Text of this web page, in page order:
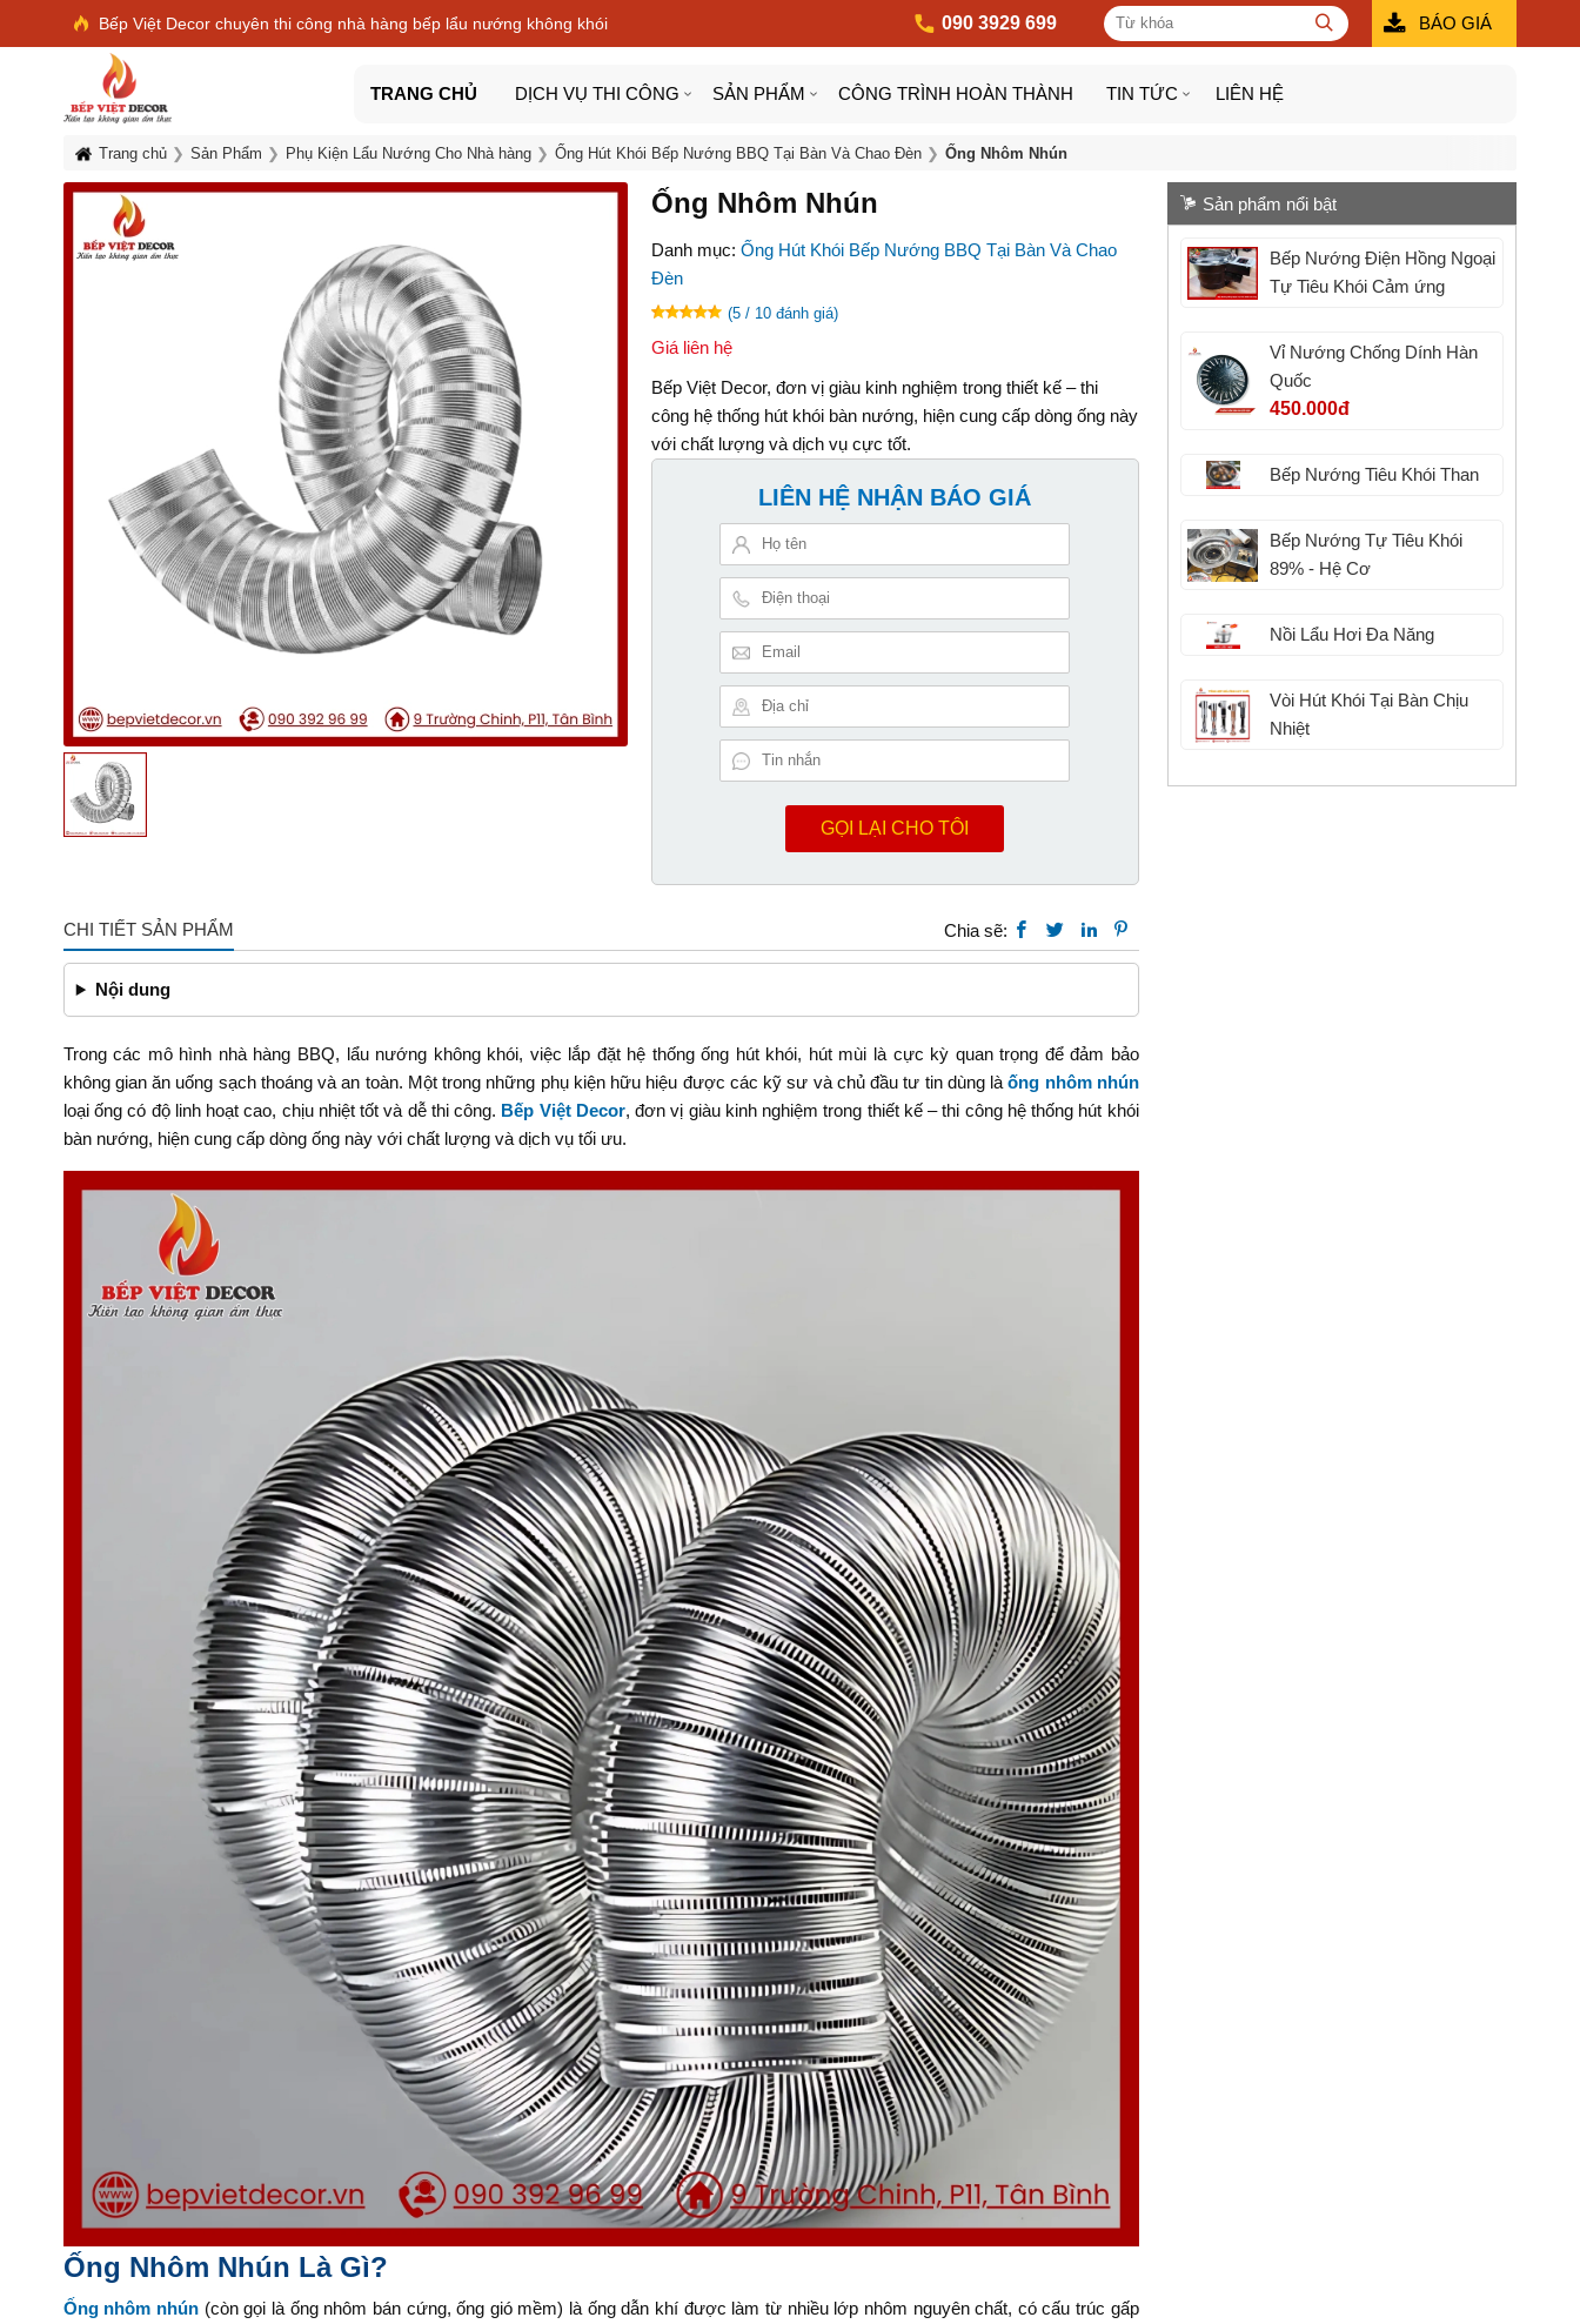
Bếp Việt Decor chuyên thi công nhà hàng bếp lẩu nướng không khói 090 3929 699 BÁO GIÁ
TRANG CHỦ DỊCH VỤ THI CÔNG SẢN PHẨM CÔNG TRÌNH HOÀN THÀNH TIN TỨC LIÊN HỆ
Trang chủ Sản Phẩm Phụ Kiện Lẩu Nướng Cho Nhà hàng Ống Hút Khói Bếp Nướng BBQ Tại Bàn Và Chao Đèn Ống Nhôm Nhún
Ống Nhôm Nhún
Danh mục: Ống Hút Khói Bếp Nướng BBQ Tại Bàn Và Chao
Đèn
(5 / 10 đánh giá)
Giá liên hệ
Bếp Việt Decor, đơn vị giàu kinh nghiệm trong thiết kế – thi
công hệ thống hút khói bàn nướng, hiện cung cấp dòng ống này
với chất lượng và dịch vụ cực tốt.
LIÊN HỆ NHẬN BÁO GIÁ
GỌI LẠI CHO TÔI
CHI TIẾT SẢN PHẨM Chia sẽ:
Nội dung
Trong các mô hình nhà hàng BBQ, lẩu nướng không khói, việc lắp đặt hệ thống ống hút khói, hút mùi là cực kỳ quan trọng để đảm bảo
không gian ăn uống sạch thoáng và an toàn. Một trong những phụ kiện hữu hiệu được các kỹ sư và chủ đầu tư tin dùng làống nhôm nhún
loại ống có độ linh hoạt cao, chịu nhiệt tốt và dễ thi công. Bếp Việt Decor, đơn vị giàu kinh nghiệm trong thiết kế – thi công hệ thống hút khói
bàn nướng, hiện cung cấp dòng ống này với chất lượng và dịch vụ tối ưu.
Ống Nhôm Nhún Là Gì?
Ống nhôm nhún (còn gọi là ống nhôm bán cứng, ống gió mềm) là ống dẫn khí được làm từ nhiều lớp nhôm nguyên chất, có cấu trúc gấp
Sản phẩm nổi bật
Bếp Nướng Điện Hồng Ngoại
Tự Tiêu Khói Cảm ứng
Vỉ Nướng Chống Dính Hàn
Quốc
450.000đ
Bếp Nướng Tiêu Khói Than
Bếp Nướng Tự Tiêu Khói
89% - Hệ Cơ
Nồi Lẩu Hơi Đa Năng
Vòi Hút Khói Tại Bàn Chịu
Nhiệt